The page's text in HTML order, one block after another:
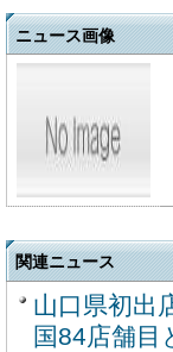
ニュース画像
関連ニュース
山口県初出
国84店舗目